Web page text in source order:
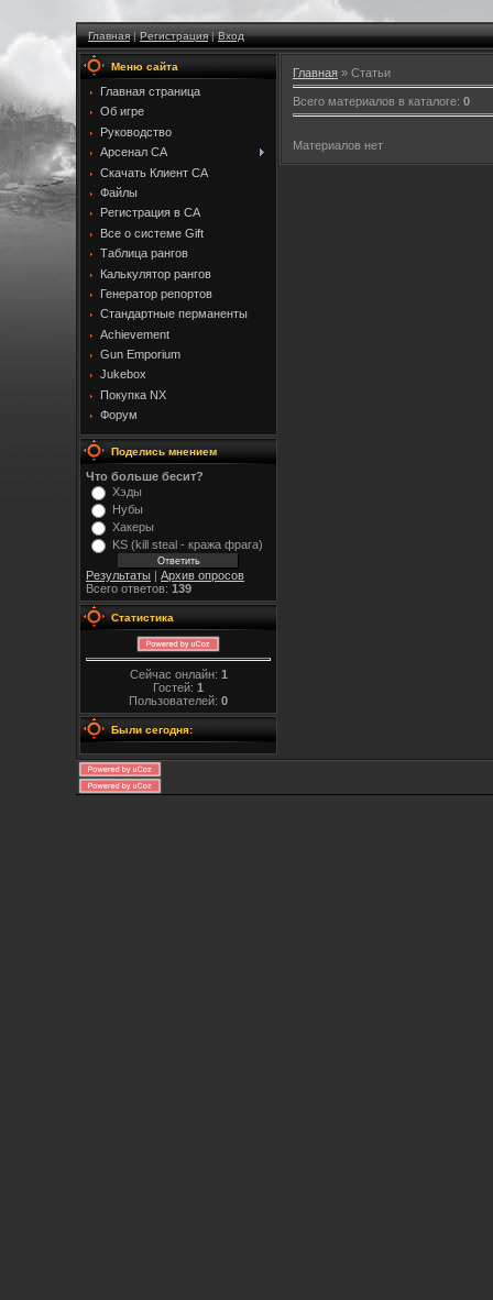
Главная|Регистрация|Вход
Меню сайта
Главная страница
Об игре
Руководство
Арсенал CA
Скачать Клиент CA
Файлы
Регистрация в CA
Все о системе Gift
Таблица рангов
Калькулятор рангов
Генератор репортов
Стандартные перманенты
Achievement
Gun Emporium
Jukebox
Покупка NX
Форум
Поделись мнением
Что больше бесит?
Хэды
Нубы
Хакеры
KS (kill steal - кража фрага)
Результаты | Архив опросов
Всего ответов: 139
Статистика
Сейчас онлайн: 1
Гостей: 1
Пользователей: 0
Были сегодня:
Главная » Статьи
Всего материалов в каталоге: 0
Материалов нет